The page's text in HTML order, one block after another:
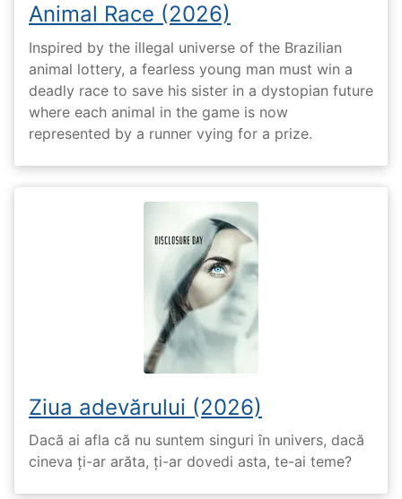
Animal Race (2026)
Inspired by the illegal universe of the Brazilian
animal lottery, a fearless young man must win a
deadly race to save his sister in a dystopian future
where each animal in the game is now
represented by a runner vying for a prize.
Ziua adevărului (2026)
Dacă ai afla că nu suntem singuri în univers, dacă
cineva ți-ar arăta, ți-ar dovedi asta, te-ai teme?